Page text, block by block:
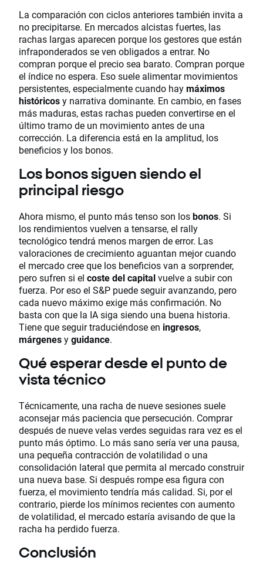
La comparación con ciclos anteriores también invita a
no precipitarse. En mercados alcistas fuertes, las
rachas largas aparecen porque los gestores que están
infraponderados se ven obligados a entrar. No
compran porque el precio sea barato. Compran porque
el índice no espera. Eso suele alimentar movimientos
persistentes, especialmente cuando haymáximos
históricosy narrativa dominante. En cambio, en fases
más maduras, estas rachas pueden convertirse en el
último tramo de un movimiento antes de una
corrección. La diferencia está en la amplitud, los
beneficios y los bonos.
Los bonos siguen siendo el
principal riesgo
Ahora mismo, el punto más tenso son losbonos. Si
los rendimientos vuelven a tensarse, el rally
tecnológico tendrá menos margen de error. Las
valoraciones de crecimiento aguantan mejor cuando
el mercado cree que los beneficios van a sorprender,
pero sufren si el coste del capitalvuelve a subir con
fuerza. Por eso el S&P puede seguir avanzando, pero
cada nuevo máximo exige más confirmación. No
basta con que la IA siga siendo una buena historia.
Tiene que seguir traduciéndose en ingresos,
márgenesyguidance.
Qué esperar desde el punto de
vista técnico
Técnicamente, una racha de nueve sesiones suele
aconsejar más paciencia que persecución. Comprar
después de nueve velas verdes seguidas rara vez es el
punto más óptimo. Lo más sano sería ver una pausa,
una pequeña contracción de volatilidad o una
consolidación lateral que permita al mercado construir
una nueva base. Si después rompe esa figura con
fuerza, el movimiento tendría más calidad. Si, por el
contrario, pierde los mínimos recientes con aumento
de volatilidad, el mercado estaría avisando de que la
racha ha perdido fuerza.
Conclusión